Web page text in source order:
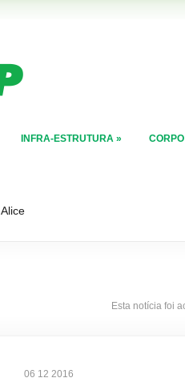
INFRA-ESTRUTURA »
Alice
Esta notícia foi
06 12 2016